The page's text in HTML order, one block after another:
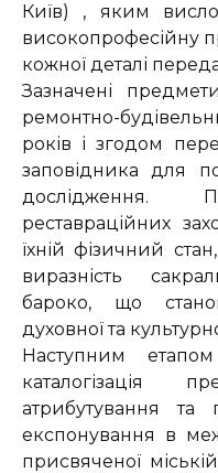
Київ) , яким
високопрофесійну
кожної деталі
Зазначені
ремонтно-
років і згодом
заповідника для
дослідження.
реставраційних
їхній фізичний
виразність
бароко, що
духовної та
Наступним
каталогізація
атрибутування та
експонування в
присвяченої